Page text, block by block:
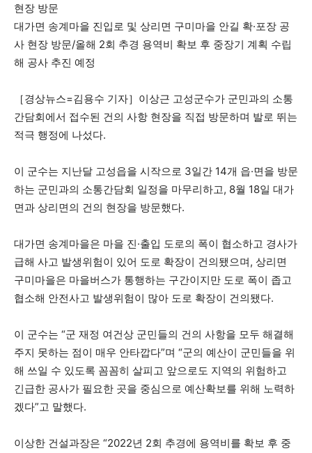
현장 방문
대가면 송계마을 진입로 및 상리면 구미마을 안길 확·포장 공
사 현장 방문/올해 2회 추경 용역비 확보 후 중장기 계획 수립
해 공사 추진 예정
［경상뉴스=김용수 기자］이상근 고성군수가 군민과의 소통
간담회에서 접수된 건의 사항 현장을 직접 방문하며 발로 뛰는
적극 행정에 나섰다.
이 군수는 지난달 고성읍을 시작으로 3일간 14개 읍·면을 방문
하는 군민과의 소통간담회 일정을 마무리하고, 8월 18일 대가
면과 상리면의 건의 현장을 방문했다.
대가면 송계마을은 마을 진·출입 도로의 폭이 협소하고 경사가
급해 사고 발생위험이 있어 도로 확장이 건의됐으며, 상리면
구미마을은 마을버스가 통행하는 구간이지만 도로 폭이 좁고
협소해 안전사고 발생위험이 많아 도로 확장이 건의됐다.
이 군수는 “군 재정 여건상 군민들의 건의 사항을 모두 해결해
주지 못하는 점이 매우 안타깝다”며 “군의 예산이 군민들을 위
해 쓰일 수 있도록 꼼꼼히 살피고 앞으로도 지역의 위험하고
긴급한 공사가 필요한 곳을 중심으로 예산확보를 위해 노력하
겠다”고 말했다.
이상한 건설과장은 “2022년 2회 추경에 용역비를 확보 후 중